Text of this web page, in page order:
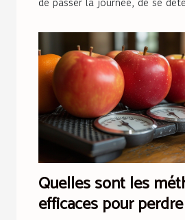
Quelles sont les
efficaces pour